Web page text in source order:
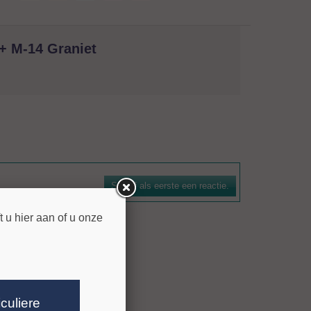
M-14 Graniet
De boorkroon is voorzien van een
spoelwerking. De bezettingshoogte bedraagt 7
voor gangbare machines zijn leverbaar.
Schrijf als eerste een reactie.
u hier aan of u onze